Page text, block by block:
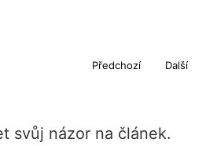
Předchozí Další
svůj názor na článek.